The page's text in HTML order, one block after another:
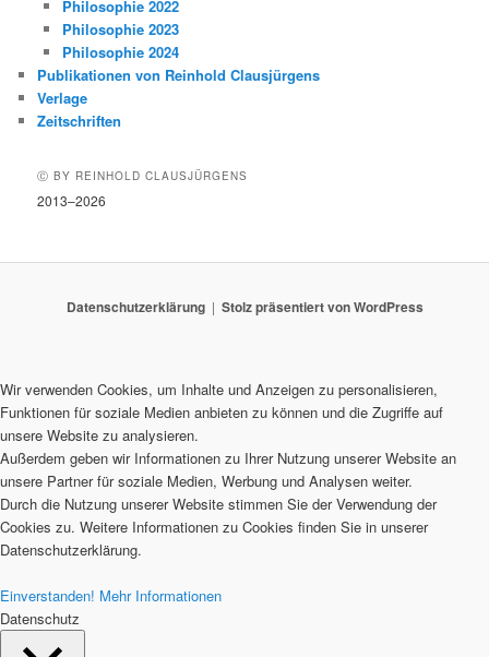
Philosophie 2022
Philosophie 2023
Philosophie 2024
Publikationen von Reinhold Clausjürgens
Verlage
Zeitschriften
Ⓒ BY REINHOLD CLAUSJÜRGENS
2013–2026
Datenschutzerklärung Stolz präsentiert von WordPress
Wir verwenden Cookies, um Inhalte und Anzeigen zu personalisieren,
Funktionen für soziale Medien anbieten zu können und die Zugriffe auf
unsere Website zu analysieren.
Außerdem geben wir Informationen zu Ihrer Nutzung unserer Website an
unsere Partner für soziale Medien, Werbung und Analysen weiter.
Durch die Nutzung unserer Website stimmen Sie der Verwendung der
Cookies zu. Weitere Informationen zu Cookies finden Sie in unserer
Datenschutzerklärung.
Einverstanden! Mehr Informationen
Datenschutz